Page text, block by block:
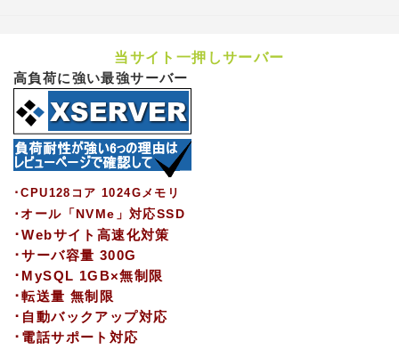
当サイト一押しサーバー
高負荷に強い最強サーバー
･CPU128コア 1024Gメモリ
･オール「NVMe」対応SSD
･Webサイト高速化対策
･サーバ容量 300G
･MySQL 1GB×無制限
･転送量 無制限
･自動バックアップ対応
･電話サポート対応